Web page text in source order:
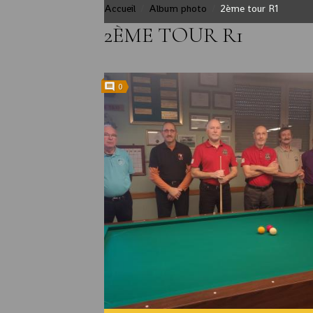
Accueil Album photo 2ème tour R1
2ÈME TOUR R1
0